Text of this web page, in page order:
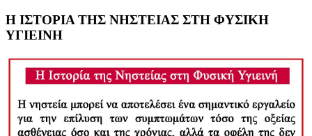
Η ΙΣΤΟΡΙΑ ΤΗΣ ΝΗΣΤΕΙΑΣ ΣΤΗ ΦΥΣΙΚΗ
ΥΓΙΕΙΝΗ